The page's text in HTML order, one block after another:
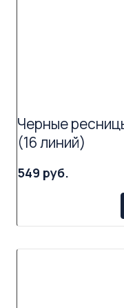
Черные
(16 линий)
549 руб.